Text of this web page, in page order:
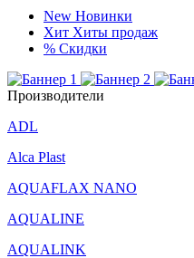
New Новинки
Хит Хиты продаж
% Скидки
Производители
ADL
Alca Plast
AQUAFLAX NANO
AQUALINE
AQUALINK